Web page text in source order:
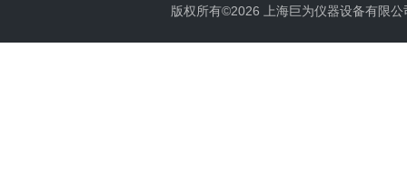
版权所有©2026 上海巨为仪器设备有限